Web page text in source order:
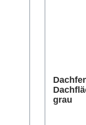
grau